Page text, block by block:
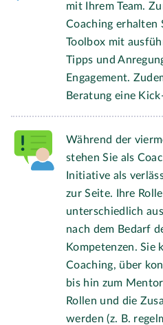
mit Ihrem Team.
Coaching erhalten
Toolbox mit
Tipps und
Engagement.
Beratung eine
Während der
stehen Sie als
Initiative als
zur Seite. Ihre
unterschiedlich
nach dem Bedarf
Kompetenzen. Sie
Coaching, über
bis hin zum
Rollen und die
werden (z. B.